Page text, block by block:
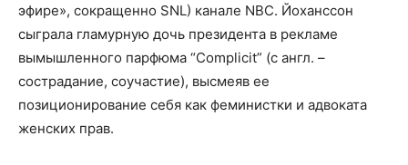
эфире», сокращенно SNL) канале NBC. Йоханссон
сыграла гламурную дочь президента в рекламе
вымышленного парфюма “Complicit” (с англ. –
сострадание, соучастие), высмеяв ее
позиционирование себя как феминистки и адвоката
женских прав.